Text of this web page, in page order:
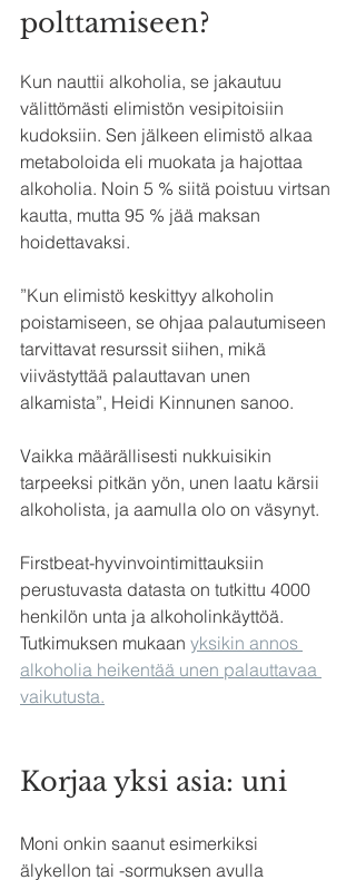
polttamiseen?
Kun nauttii alkoholia, se jakautuu
välittömästi elimistön vesipitoisiin
kudoksiin. Sen jälkeen elimistö alkaa
metaboloida eli muokata ja hajottaa
alkoholia. Noin 5 % siitä poistuu virtsan
kautta, mutta 95 % jää maksan
hoidettavaksi.
”Kun elimistö keskittyy alkoholin
poistamiseen, se ohjaa palautumiseen
tarvittavat resurssit siihen, mikä
viivästyttää palauttavan unen
alkamista”, Heidi Kinnunen sanoo.
Vaikka määrällisesti nukkuisikin
tarpeeksi pitkän yön, unen laatu kärsii
alkoholista, ja aamulla olo on väsynyt.
Firstbeat-hyvinvointimittauksiin
perustuvasta datasta on tutkittu 4000
henkilön unta ja alkoholinkäyttöä.
Tutkimuksen mukaan yksikin annos
alkoholia heikentää unen palauttavaa
vaikutusta.
Korjaa yksi asia: uni
Moni onkin saanut esimerkiksi
älykellon tai -sormuksen avulla